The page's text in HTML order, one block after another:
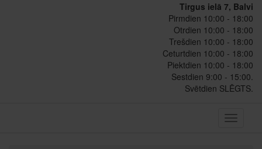
Tirgus ielā 7, Balvi
Pirmdien 10:00 - 18:00
Otrdien 10:00 - 18:00
Trešdien 10:00 - 18:00
Ceturtdien 10:00 - 18:00
Piektdien 10:00 - 18:00
Sestdien 9:00 - 15:00.
Svētdien SLĒGTS.
Toggle